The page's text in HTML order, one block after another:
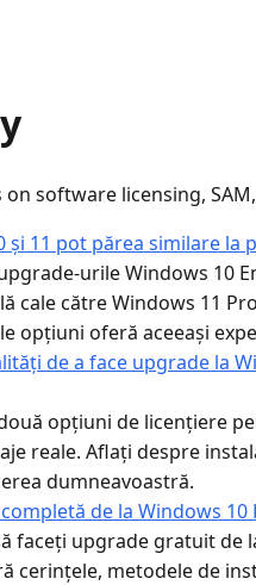
software licensing,
și 11 pot părea similare
urile Windows 10
cale către Windows 11
opțiuni oferă aceeași
de a face upgrade la
opțiuni de licențiere
reale. Aflați despre
dumneavoastră.
de la Windows 10
faceți upgrade gratuit de
cerințele, metodele de